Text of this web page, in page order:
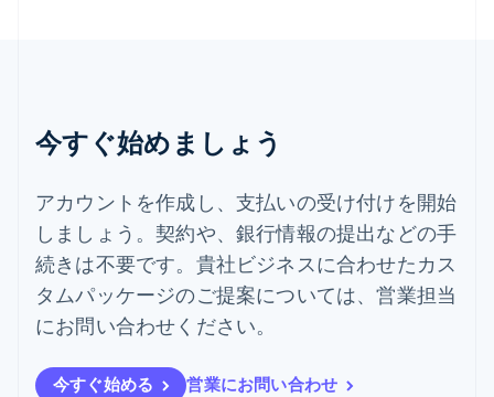
今すぐ始めましょう
アカウントを作成し、支払いの受け付けを開始
しましょう。契約や、銀行情報の提出などの手
続きは不要です。貴社ビジネスに合わせたカス
タムパッケージのご提案については、営業担当
にお問い合わせください。
今すぐ始める 営業にお問い合わせ
ドイツ
ニュージーランド
English
ノルウェー
English
ハンガリー
English
フィンランド
ブラジル
PortuguêsEnglish